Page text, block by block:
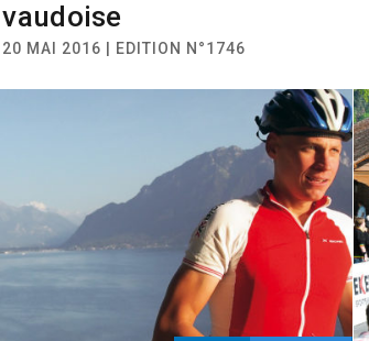
vaudoise
20 MAI 2016 | EDITION N°1746